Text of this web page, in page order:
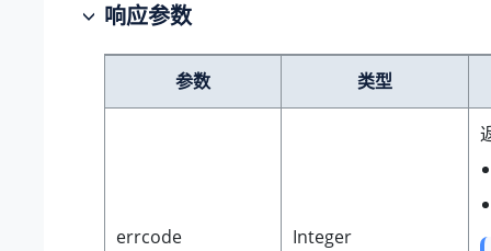
响应参数
参数 类型
errcode Integer